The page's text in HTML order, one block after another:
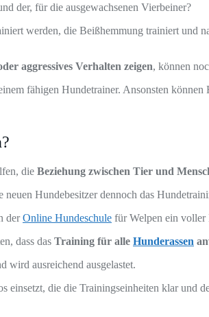
der, für die ausgewachsenen Vierbeiner?
werden, die Beißhemmung trainiert und
aggressives Verhalten zeigen, können
fähigen Hundetrainer. Ansonsten können
die Beziehung zwischen Tier und
Hundebesitzer dennoch das
derOnline Hundeschule für Welpen ein
dass das Training für alle Hunderassen
wird ausreichend ausgelastet.
die die Trainingseinheiten klar